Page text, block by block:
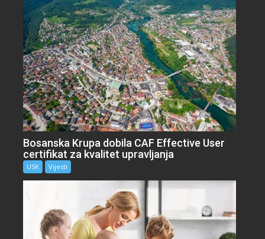
Bosanska Krupa dobila CAF Effective User
certifikat za kvalitet upravljanja
USK Vijesti